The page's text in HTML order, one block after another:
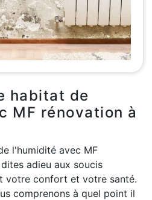
habitat de
MF rénovation à
l'humidité avec MF
adieu aux soucis
votre confort et votre santé.
comprenons à quel point il